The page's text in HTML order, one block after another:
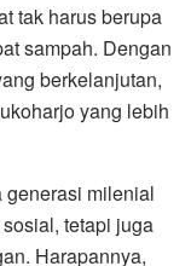
tak harus berupa
sampah. Dengan
berkelanjutan,
yang lebih
generasi milenial
tetapi juga
Harapannya,